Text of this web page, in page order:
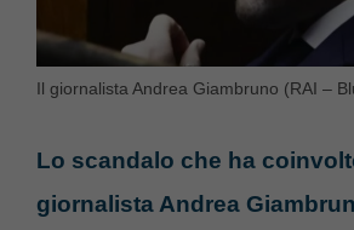
Il giornalista Andrea Giambruno (RAI –
Lo scandalo che ha
giornalista Andrea